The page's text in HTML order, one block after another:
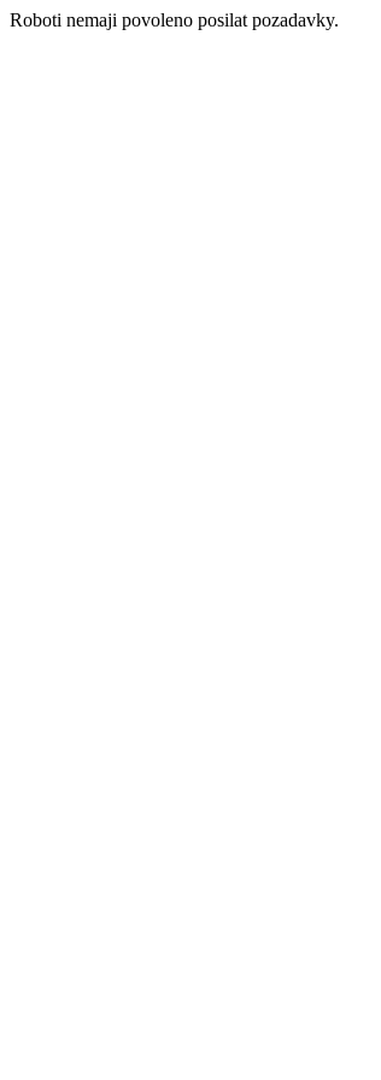
Roboti nemaji povoleno posilat pozadavky.